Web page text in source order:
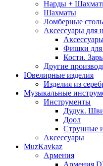
Нарды +
Шахматы
Ломберные
Аксессуары для
Фишки для
Кости.
Другие
Ювелирные изделия
Изделия из
Музыкальные
Инструменты
Дудук.
Доол
Струнные
Аксессуары
MuzKavkaz
Армения
Армения